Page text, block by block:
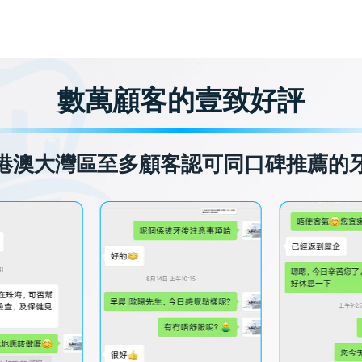
數萬顧客的壹致好評
澳大灣區至多顧客認可同口碑推薦的